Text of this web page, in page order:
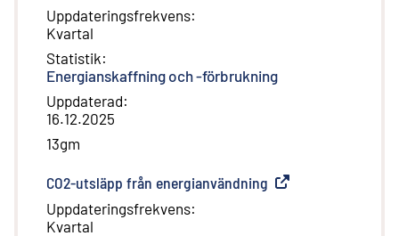
Uppdateringsfrekvens:
Kvartal
Statistik:
Energianskaffning och -förbrukning
Uppdaterad:
16.12.2025
13gm
CO2-utsläpp från energianvändning Extern länk
Uppdateringsfrekvens:
Kvartal